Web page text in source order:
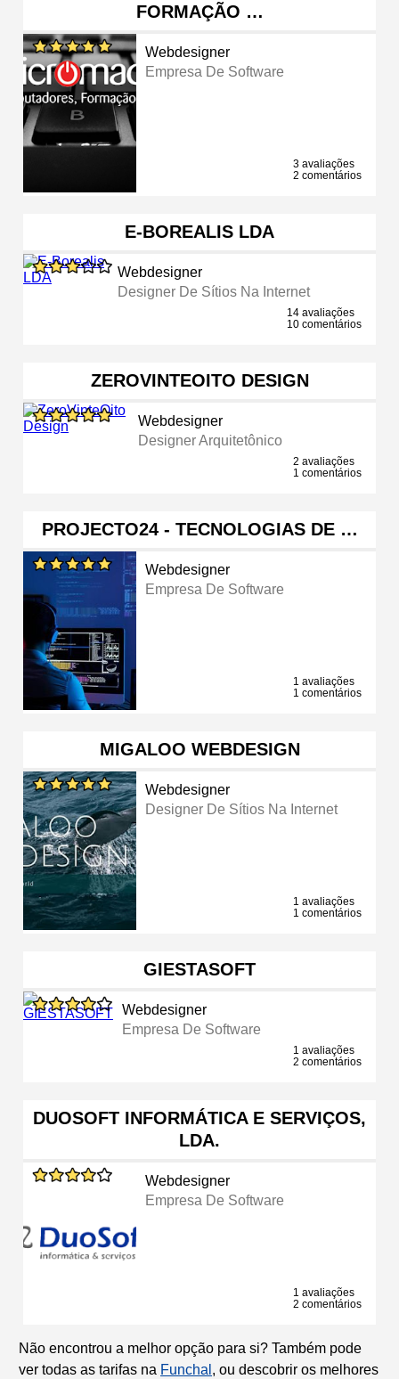
FORMAÇÃO …
Webdesigner
Empresa De Software
3 avaliações
2 comentários
E-BOREALIS LDA
Webdesigner
Designer De Sítios Na Internet
14 avaliações
10 comentários
ZEROVINTEOITO DESIGN
Webdesigner
Designer Arquitetônico
2 avaliações
1 comentários
PROJECTO24 - TECNOLOGIAS DE …
Webdesigner
Empresa De Software
1 avaliações
1 comentários
MIGALOO WEBDESIGN
Webdesigner
Designer De Sítios Na Internet
1 avaliações
1 comentários
GIESTASOFT
Webdesigner
Empresa De Software
1 avaliações
2 comentários
DUOSOFT INFORMÁTICA E SERVIÇOS,
LDA.
Webdesigner
Empresa De Software
1 avaliações
2 comentários
Não encontrou a melhor opção para si? Também pode
ver todas as tarifas na Funchal , ou descobrir os melhores